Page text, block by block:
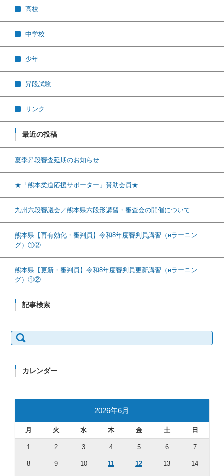
高校
中学校
少年
昇段試験
リンク
最近の投稿
夏季昇段審査延期のお知らせ
★「熊本柔道応援サポーター」賛助会員★
九州六段審議会／熊本県六段形講習・審査会の開催について
熊本県【再有効化・審判員】令和8年度審判員講習（eラーニン
グ）①②
熊本県【更新・審判員】令和8年度審判員更新講習（eラーニン
グ）①②
記事検索
検索:
カレンダー
2026年6月
月 火 水 木 金 土 日
1 2 3 4 5 6 7
8 9 10 11 12 13 14